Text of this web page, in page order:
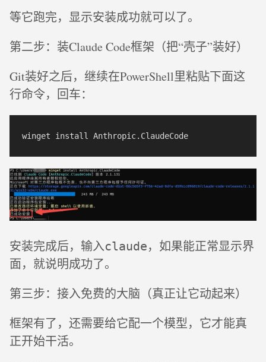
等它跑完，显示安装成功就可以了。
第二步：装Claude Code框架（把“壳子”装好）
Git装好之后，继续在PowerShell里粘贴下面这
行命令，回车：
安装完成后，输入claude，如果能正常显示界
面，就说明成功了。
第三步：接入免费的大脑（真正让它动起来）
框架有了，还需要给它配一个模型，它才能真
正开始干活。